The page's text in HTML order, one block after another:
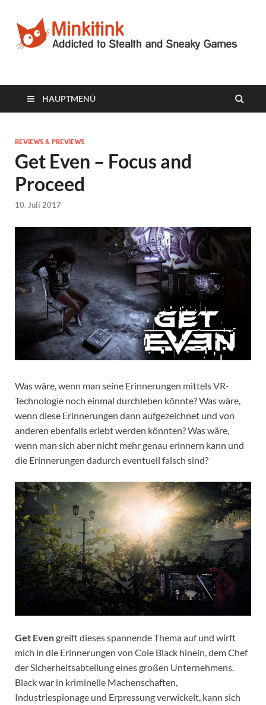
Minkitink
HAUPTMENÜ
REVIEWS & PREVIEWS
Get Even – Focus and
Proceed
10. Juli 2017
Was wäre, wenn man seine Erinnerungen mittels VR-
Technologie noch einmal durchleben könnte?Was wäre,
wenn diese Erinnerungen dann aufgezeichnet und von
anderen ebenfalls erlebt werden könnten? Was wäre,
wenn man sich aber nicht mehr genau erinnern kann und
die Erinnerungen dadurch eventuell falsch sind?
Get Evengreift dieses spannende Thema auf und wirft
mich in die Erinnerungen von Cole Black hinein, dem Chef
der Sicherheitsabteilung eines großen Unternehmens.
Black war in kriminelle Machenschaften,
Industriespionage und Erpressung verwickelt, kann sich